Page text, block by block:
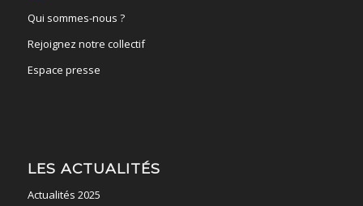
Qui sommes-nous ?
Rejoignez notre collectif
Espace presse
LES ACTUALITÉS
Actualités 2025